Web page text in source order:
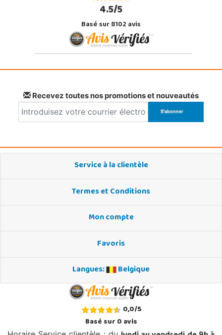
4.5/5
Basé sur 8102 avis
Recevez toutes nos promotions et nouveautés
Service à la clientèle
Termes et Conditions
Mon compte
Favoris
Langues:
Belgique
0,0/5
Basé sur0avis